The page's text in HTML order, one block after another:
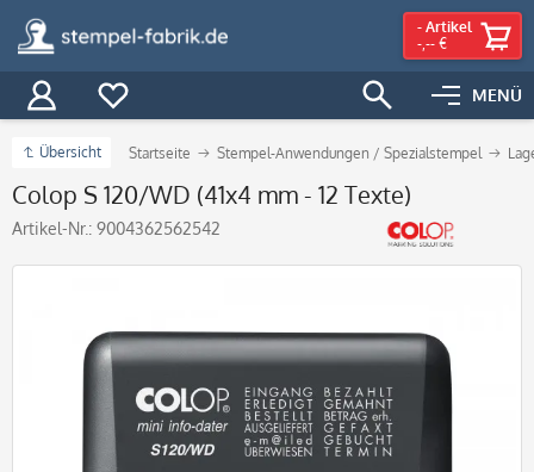
MENÜ
- Artikel
-,-- €
Übersicht Startseite Stempel-Anwendungen / Spezialstempel
Colop S 120/WD (41x4 mm - 12 Texte)
Artikel-Nr.: 9004362562542